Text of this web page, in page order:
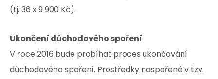
(tj. 36 x 9 900 Kč).
Ukončení důchodového spoření
V roce 2016 bude probíhat proces ukončování
důchodového spoření. Prostředky naspořené v tzv.